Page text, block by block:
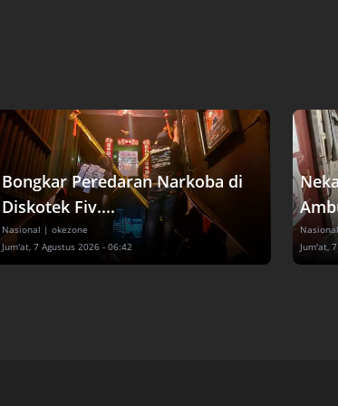
Bongkar Peredaran Narkoba di
Diskotek Fiv....
Nasional | okezone
Jum'at, 7 Agustus 2026 - 06:42
Nasional
Jum'at,